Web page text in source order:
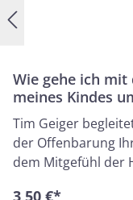
Wie gehe ich mit
meines Kindes
Tim Geiger
der Offenbarung
dem Mitgefühl der